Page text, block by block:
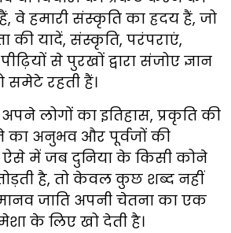
वे हमारी संस्कृति का ह्रदय हैं, जो
की यादें, संस्कृति, परंपराएं,
से पुरखों द्वारा संजोए ज्ञान
रहती हैं।
लोगों का इतिहास, प्रकृति की
अनुभव और पूर्वजों की
ऐसे में जब दुनिया के किसी कोने
है, तो केवल कुछ शब्द नहीं
जाति अपनी चेतना का एक
के लिए खो देती है।